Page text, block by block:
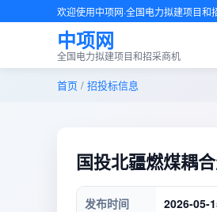
欢迎使用中项网·全国电力拟建项目和
中项网
全国电力拟建项目和招采商机
首页 / 招投标信息
国投北疆燃煤耦
发布时间 2026-05-